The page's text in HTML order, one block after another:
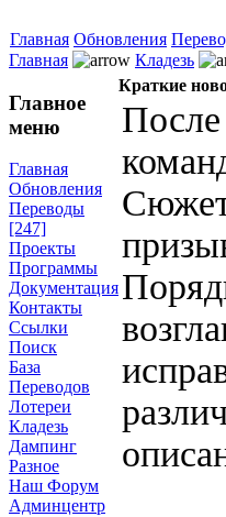
Главная Обновления
Главная
Кладезь
Главное
меню
Главная
Обновления
Переводы
[247]
Проекты
Программы
Документация
Контакты
Ссылки
Поиск
База
Переводов
Лотереи
Кладезь
Дампинг
Разное
Наш Форум
Админцентр
Краткие